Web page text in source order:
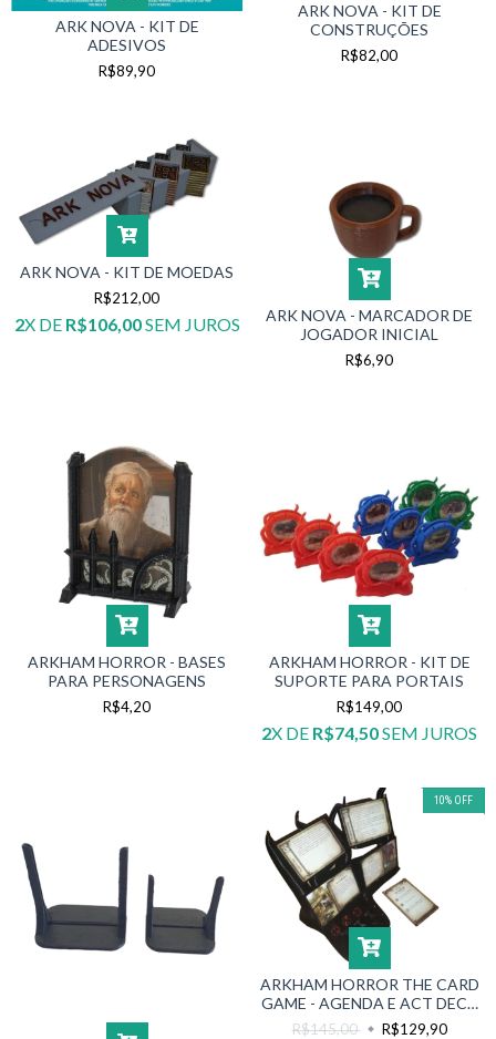
ARK NOVA - KIT DE
ADESIVOS
R$89,90
ARK NOVA - KIT DE
CONSTRUÇÕES
R$82,00
ARK NOVA - KIT DE MOEDAS
R$212,00
2X DE R$106,00SEM JUROS
ARK NOVA - MARCADOR DE
JOGADOR INICIAL
R$6,90
ARKHAM HORROR - BASES
PARA PERSONAGENS
R$4,20
ARKHAM HORROR - KIT DE
SUPORTE PARA PORTAIS
R$149,00
2X DE R$74,50SEM JUROS
10% OFF
ARKHAM HORROR THE CARD
GAME - AGENDA E ACT DECK
HOLDER
R$145,00 R$129,90